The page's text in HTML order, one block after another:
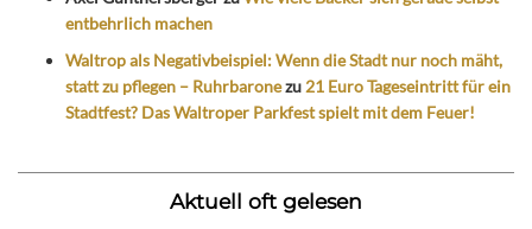
entbehrlich machen
Waltrop als Negativbeispiel: Wenn die Stadt nur noch mäht,
statt zu pflegen – Ruhrbaronezu 21 Euro Tageseintritt für ein
Stadtfest? Das Waltroper Parkfest spielt mit dem Feuer!
Aktuell oft gelesen